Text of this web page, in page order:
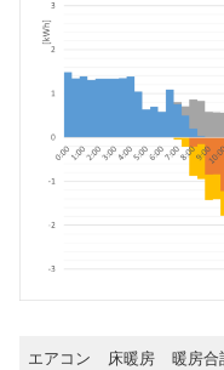
エアコン 床暖房 暖房合